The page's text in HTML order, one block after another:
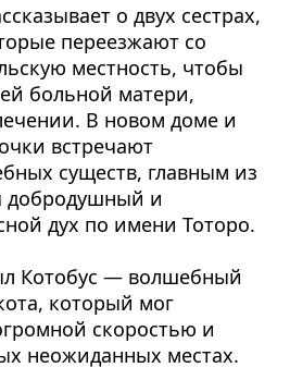
о двух сестрах,
переезжают со
местность, чтобы
больной матери,
В новом доме и
встречают
существ, главным из
добродушный и
дух по имени Тоторо.
Котобус — волшебный
который мог
скоростью и
неожиданных местах.